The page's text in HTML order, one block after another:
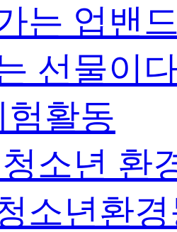
는 업밴
선물이
활동
소년 환
소년환